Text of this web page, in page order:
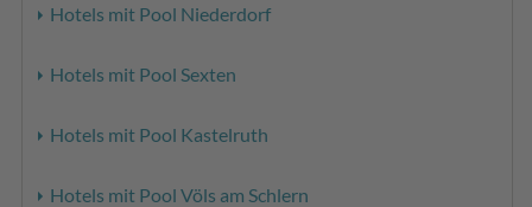
Hotels mit Pool Niederdorf
Hotels mit Pool Sexten
Hotels mit Pool Kastelruth
Hotels mit Pool Völs am Schlern